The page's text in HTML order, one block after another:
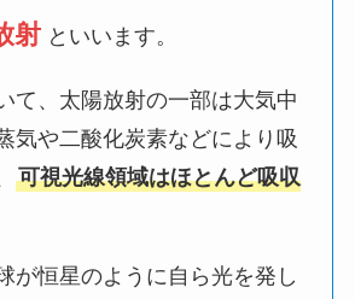
射 といいます。
て、太陽放射の一部は大気中
気や二酸化炭素などにより吸
可視光線領域はほとんど吸収
が恒星のように自ら光を発し